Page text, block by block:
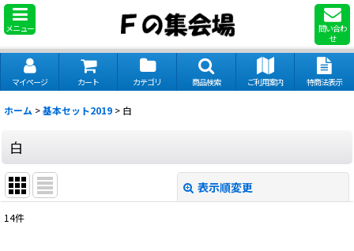
メニュー
問い合わ
せ
マイページ カート カテゴリ 商品検索 ご利用案内 特商法表示
ホーム >基本セット2019 > 白
白
表示順変更
14件